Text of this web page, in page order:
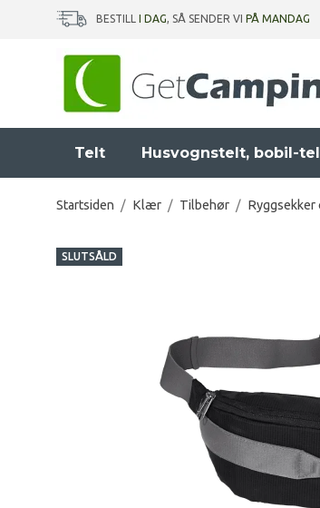
BESTILL I DAG, SÅ SENDER VI PÅ MANDAG
Telt Husvognstelt, bobil-
Startsiden / Klær / Tilbehør / Ryggsekker
SLUTSÅLD